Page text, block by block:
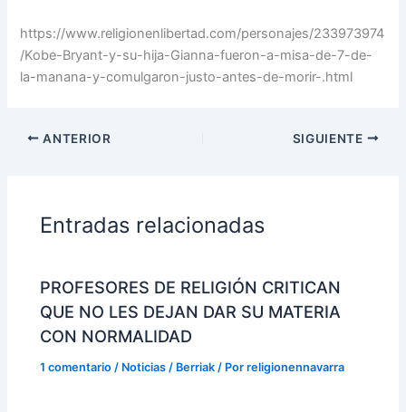
https://www.religionenlibertad.com/personajes/233973974
/Kobe-Bryant-y-su-hija-Gianna-fueron-a-misa-de-7-de-
la-manana-y-comulgaron-justo-antes-de-morir-.html
ANTERIOR SIGUIENTE
Entradas relacionadas
PROFESORES DE RELIGIÓN CRITICAN
QUE NO LES DEJAN DAR SU MATERIA
CON NORMALIDAD
1 comentario / Noticias / Berriak / Porreligionennavarra